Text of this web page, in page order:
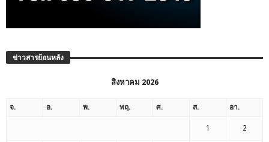
ข่าวสารย้อนหลัง
สิงหาคม 2026
จ. อ. พ. พฤ. ศ. ส. อา.
1 2